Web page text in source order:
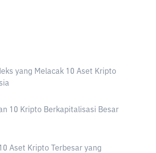
yang Melacak 10 Aset Kripto
10 Kripto Berkapitalisasi Besar
Aset Kripto Terbesar yang